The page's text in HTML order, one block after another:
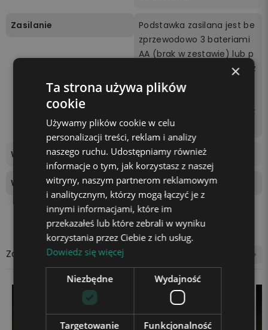
Zasilanie
Podstawka zasilana jest be
zprzewodowo 3 bateriami
AA (brak w zestawie) lub p
oprzez podłączenie kabla z
asilającego do kontaktu z
użyciem kostki zasilającej
(np. od telefonu) lub gniaz
da USB w laptopie.
Wymiary tablicy świetlnej 18x13cm
Wysokość podstawki 4 cm
Zobacz także
×
Ta strona używa plików
cookie
Używamy plików cookie w celu
personalizacji treści, reklam i analizy
naszego ruchu. Udostępniamy również
informacje o tym, jak korzystasz z naszej
witryny, naszym partnerom reklamowym
i analitycznym, którzy mogą łączyć je z
innymi informacjami, które im
przekazałeś lub które zebrali w wyniku
korzystania przez Ciebie z ich usług.
Dowiedz się więcej
Niezbędne Wydajność
Targetowanie Funkcjonalność